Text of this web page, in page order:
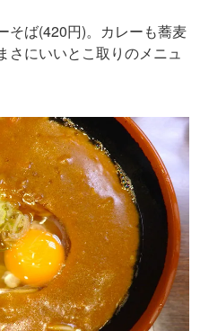
そば(420円)。カレーも蕎麦
さにいいとこ取りのメニュ